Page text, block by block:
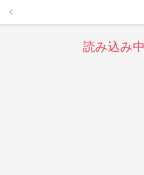
keyboard_arrow_left
読み込み中